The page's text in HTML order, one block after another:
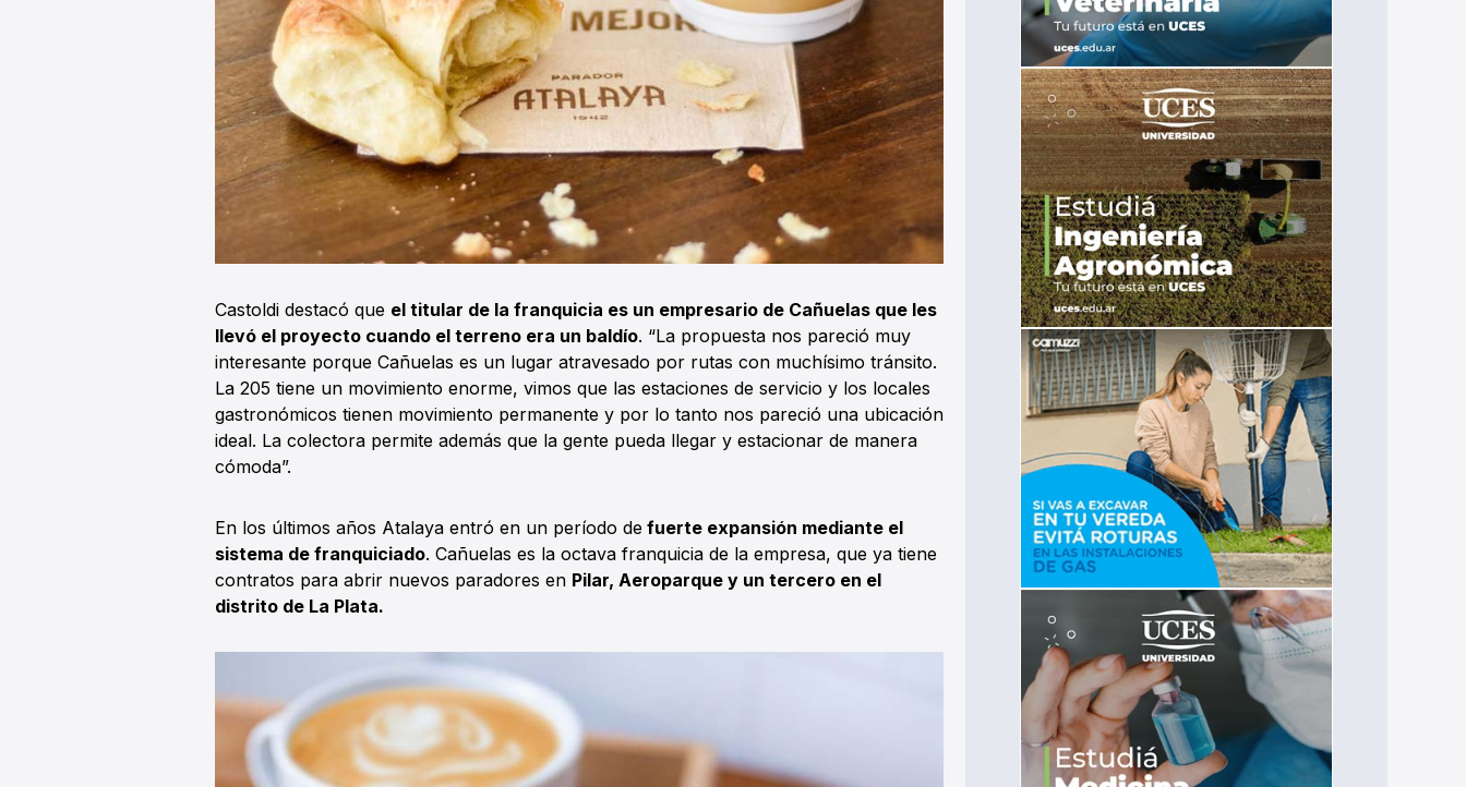
Castoldi destacó que el titular de la franquicia es un empresario de Cañuelas que les
llevó el proyecto cuando el terreno era un baldío. “La propuesta nos pareció muy
interesante porque Cañuelas es un lugar atravesado por rutas con muchísimo tránsito.
La 205 tiene un movimiento enorme, vimos que las estaciones de servicio y los locales
gastronómicos tienen movimiento permanente y por lo tanto nos pareció una ubicación
ideal. La colectora permite además que la gente pueda llegar y estacionar de manera
cómoda”.
En los últimos años Atalaya entró en un período de fuerte expansión mediante el
sistema de franquiciado. Cañuelas es la octava franquicia de la empresa, que ya tiene
contratos para abrir nuevos paradores en Pilar, Aeroparque y un tercero en el
distrito de La Plata.